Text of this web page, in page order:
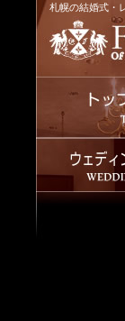
札幌の結婚式・